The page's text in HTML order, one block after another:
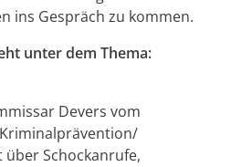
ins Gespräch zu kommen.
unter dem Thema:
Devers vom
Schockanrufe,